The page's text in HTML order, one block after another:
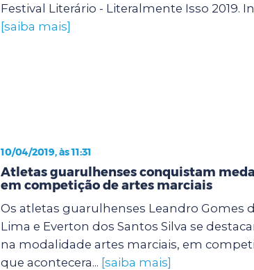
Festival Literário - Literalmente Isso 2019.
[saiba mais]
10/04/2019, às 11:31
Atletas guarulhenses conquistam
em competição de artes marciais
Os atletas guarulhenses Leandro Gomes
Lima e Everton dos Santos Silva se
na modalidade artes marciais, em
que acontecera... [saiba mais]